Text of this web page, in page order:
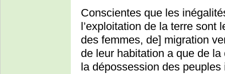
Conscientes que les
l’exploitation de la terre
des femmes, de] migration
de leur habitation a que de
la dépossession des